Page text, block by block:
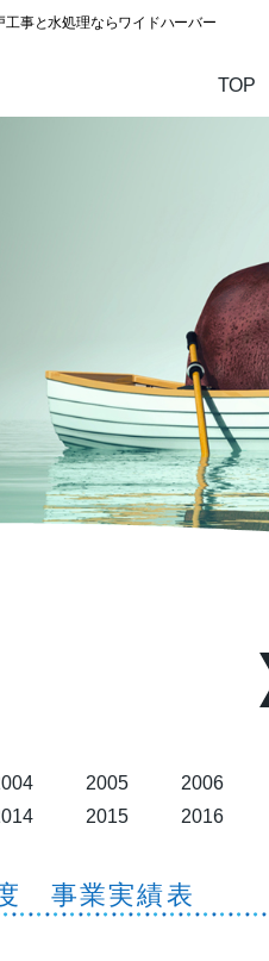
事と水処理ならワイドハーバー
TOP
2005 2006
2015 2016
事業実績表